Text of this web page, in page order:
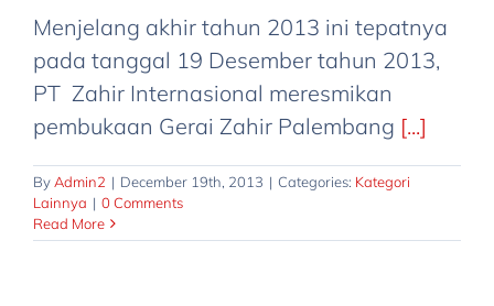
Menjelang akhir tahun 2013 ini tepatnya
pada tanggal 19 Desember tahun 2013,
PT Zahir Internasional meresmikan
pembukaan Gerai Zahir Palembang [...]
By Admin2 | December 19th, 2013 | Categories: Kategori
Lainnya | 0 Comments
Read More